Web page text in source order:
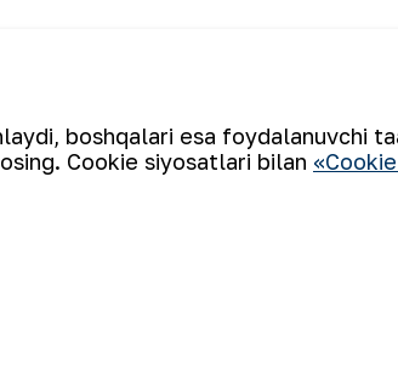
kiradi.
boshqalari esa foydalanuvchi
Cookie siyosatlari bilan